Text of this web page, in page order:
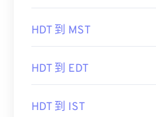
HDT 到 MST
HDT 到 EDT
HDT 到 IST